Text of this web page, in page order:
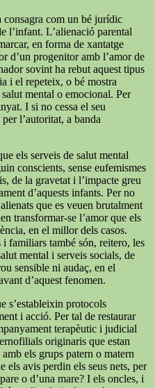
consagra com un bé jurídic
l’infant. L’alienació parental
en forma de xantatge
d’un progenitor amb l’amor de
sovint ha rebut aquest tipus
i el repeteix, o bé mostra
mental o emocional. Per
I si no cessa el seu
l’autoritat, a banda
els serveis de salut mental
conscients, sense eufemismes
de la gravetat i l’impacte greu
d’aquests infants. Per no
que es veuen brutalment
transformar-se l’amor que els
en el millor dels casos.
familiars també són, reitero, les
mental i serveis socials, de
sensible ni audaç, en el
d’aquest fenomen.
s’estableixin protocols
i acció. Per tal de restaurar
terapèutic i judicial
originaris que estan
els grups patern o matern
els avis perdin els seus nets, per
o d’una mare? I els oncles, i